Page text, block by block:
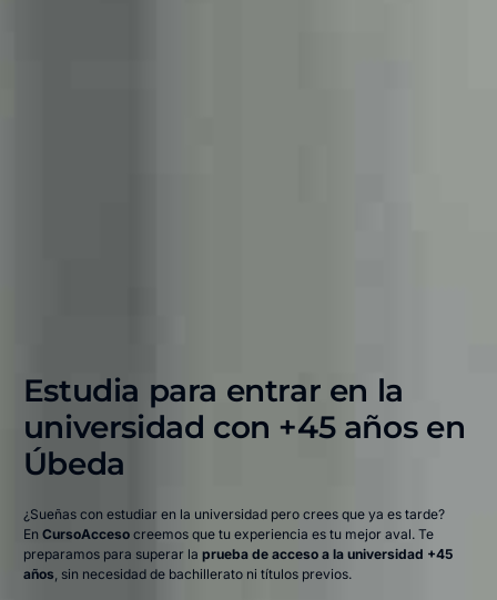
Estudia para entrar en la
universidad con +45 años en
Úbeda​
¿Sueñas con estudiar en la universidad pero crees que ya es tarde?
En CursoAccesocreemos que tu experiencia es tu mejor aval. Te
preparamos para superar la prueba de acceso a la universidad +45
años, sin necesidad de bachillerato ni títulos previos.